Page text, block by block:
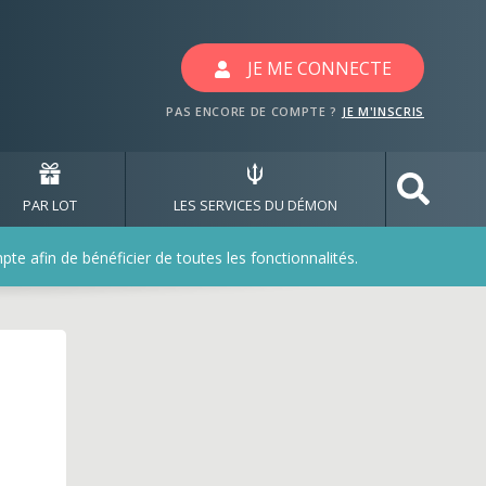
JE ME CONNECTE
PAS ENCORE DE COMPTE ? JE M'INSCRIS
PAR LOT LES SERVICES DU DÉMON
afin de bénéficier de toutes les fonctionnalités.